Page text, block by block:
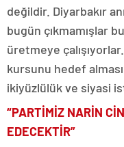
değildir. Diyarbakır
bugün çıkmamışlar
üretmeye
kursunu hedef
ikiyüzlülük ve siyasi
“PARTİMİZ NARİN
EDECEKTİR”